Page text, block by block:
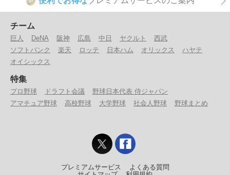
チーム
巨人 DeNA 阪神 広島 中日 ヤクルト
西武
ソフトバンク
楽天 ロッテ 日本ハム オリックス
ハヤテ
オイシックス
特集
プロ野球 ドラフト会議
野球日本代表 侍ジャパン
アマチュア野球
高校野球 大学野球 社会人野球 野球まとめ
プレミアムサービス
よくある質問